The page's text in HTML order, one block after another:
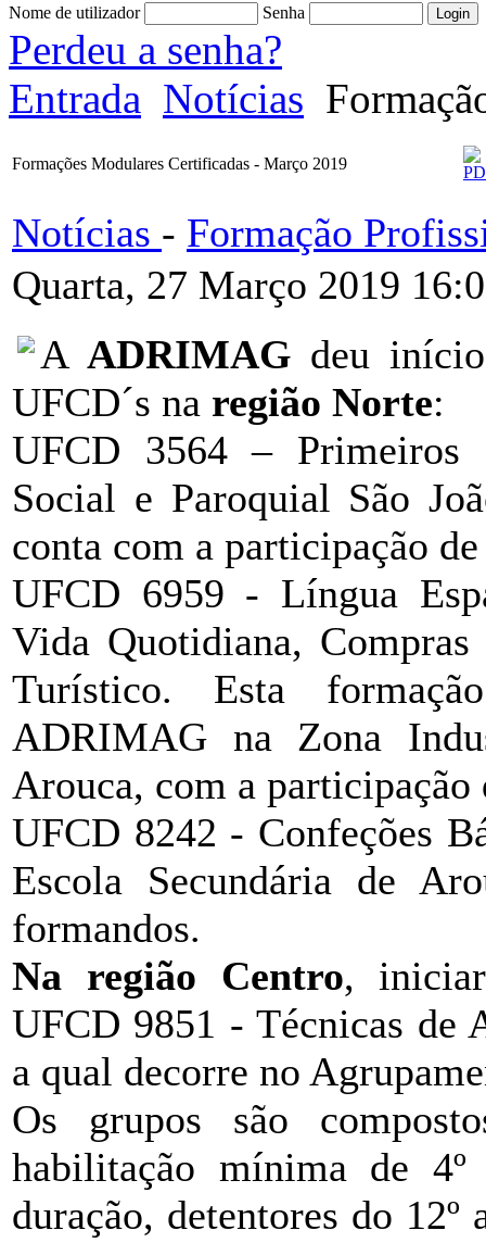
Nome de utilizador Senha
Perdeu a senha?
Entrada Notícias
Formações Modulares Certificadas - Março 2019
Notícias - Formação
Quarta, 27 Março 2019
A ADRIMAG deu
UFCD´s na região Norte:
UFCD 3564 – Primeiros
Social e Paroquial São
conta com a participação
UFCD 6959 - Língua
Vida Quotidiana,
Turístico. Esta
ADRIMAG na Zona
Arouca, com a participação
UFCD 8242 - Confeções
Escola Secundária de
formandos.
Na região Centro,
UFCD 9851 - Técnicas de
a qual decorre no
Os grupos são
habilitação mínima de 4º
duração, detentores do